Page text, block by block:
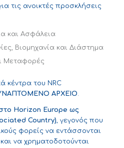
τις ανοικτές προσκλήσεις
και Ασφάλεια
Βιομηχανία και Διάστημα
Μεταφορές
κέντρα του NRC
ΑΡΧΕΙΟ.
Horizon Europe ως
Country), γεγονός που
φορείς να εντάσσονται
να χρηματοδοτούνται